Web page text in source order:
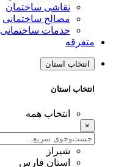
نقاشی ساختمان
مصالح ساختمانی
خدمات ساختمانی
متفرقه
انتخاب استان
انتخاب استان
انتخاب همه
×
شیراز
استان فارس